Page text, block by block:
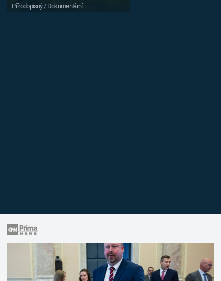
Přírodopisný / Dokumentární